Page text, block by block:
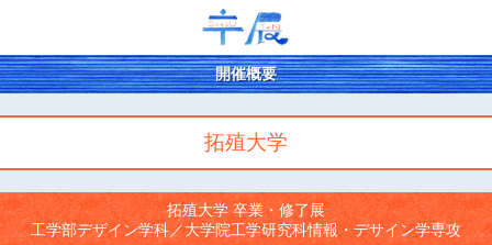
開催概要
拓殖大学
拓殖大学 卒業・修了展
工学部デザイン学科／大学院工学研究科情報・デサイン学専攻